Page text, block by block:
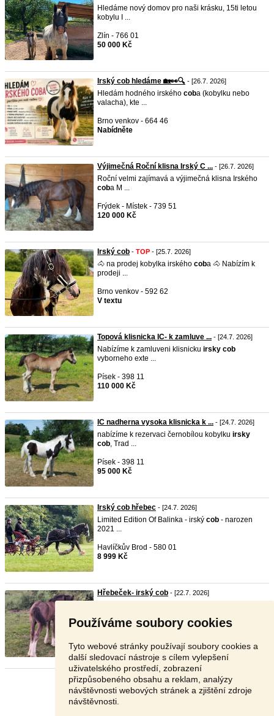
Používáme soubory cookies
Tyto webové stránky používají soubory cookies a
další sledovací nástroje s cílem vylepšení
uživatelského prostředí, zobrazení
přizpůsobeného obsahu a reklam, analýzy
návštěvnosti webových stránek a zjištění zdroje
návštěvnosti.
Hledáme nový domov pro naši krásku, 15ti letou
kobylu I ...
Zlín - 766 01
50 000 Kč
Irský cob hledáme 🏡👀🔍 - [26.7. 2026]
Hledám hodného irského coba (kobylku nebo
valacha), kte ...
Brno venkov - 664 46
Nabídněte
Výjimečná Roční klisna Irský C ... - [26.7. 2026]
Roční velmi zajímavá a výjimečná klisna Irského
coba M ...
Frýdek - Místek - 739 51
120 000 Kč
Irský cob - TOP - [25.7. 2026]
🐴 na prodej kobylka irského coba 🐴 Nabízím k
prodeji ...
Brno venkov - 592 62
V textu
Topová klisnicka IC- k zamluve ... - [24.7. 2026]
Nabízíme k zamluveni klisnicku irsky cob
vyborneho exte ...
Písek - 398 11
110 000 Kč
IC nadherna vysoka klisnicka k ... - [24.7. 2026]
nabízíme k rezervaci černobílou kobylku irsky
cob, Trad ...
Písek - 398 11
95 000 Kč
Irský cob hřebec - [24.7. 2026]
Limited Edition Of Balinka - irský cob - narozen
2021 ...
Havlíčkův Brod - 580 01
8 999 Kč
Hřebeček- irský cob - [22.7. 2026]
65 000 Kč
Stránka: 1 2 3 Další